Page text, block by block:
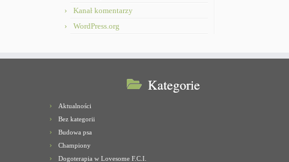
Kanał komentarzy
WordPress.org
Kategorie
Aktualności
Bez kategorii
Budowa psa
Championy
Dogoterapia w Lovesome F.C.I.